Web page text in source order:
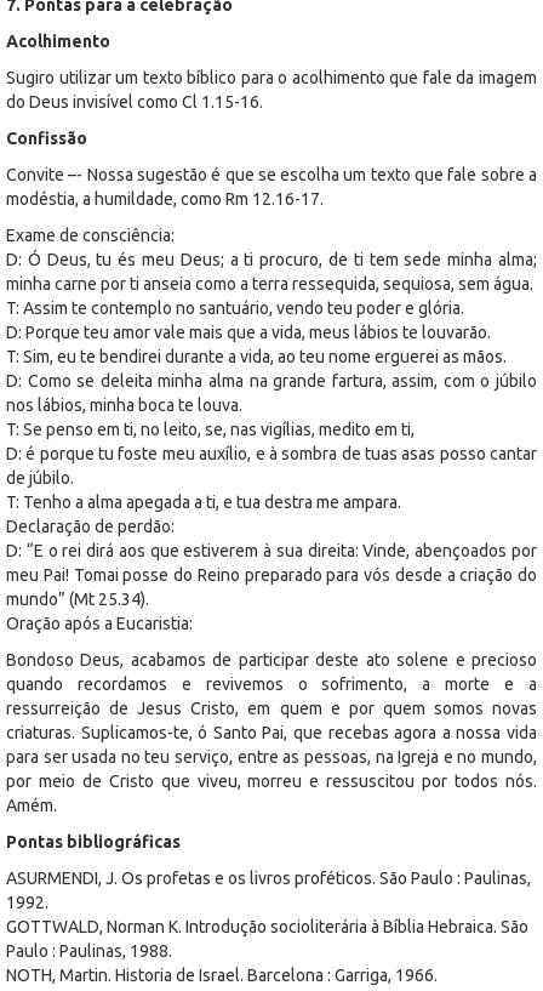
7. Pontas para a celebração
Acolhimento
Sugiro utilizar um texto bíblico para o acolhimento que fale da imagem
do Deus invisível como Cl 1.15-16.
Confissão
Convite –- Nossa sugestão é que se escolha um texto que fale sobre a
modéstia, a humildade, como Rm 12.16-17.
Exame de consciência:
D: Ó Deus, tu és meu Deus; a ti procuro, de ti tem sede minha alma;
minha carne por ti anseia como a terra ressequida, sequiosa, sem água.
T: Assim te contemplo no santuário, vendo teu poder e glória.
D: Porque teu amor vale mais que a vida, meus lábios te louvarão.
T: Sim, eu te bendirei durante a vida, ao teu nome erguerei as mãos.
D: Como se deleita minha alma na grande fartura, assim, com o júbilo
nos lábios, minha boca te louva.
T: Se penso em ti, no leito, se, nas vigílias, medito em ti,
D: é porque tu foste meu auxílio, e à sombra de tuas asas posso cantar
de júbilo.
T: Tenho a alma apegada a ti, e tua destra me ampara.
Declaração de perdão:
D: “E o rei dirá aos que estiverem à sua direita: Vinde, abençoados por
meu Pai! Tomai posse do Reino preparado para vós desde a criação do
mundo” (Mt 25.34).
Oração após a Eucaristia:
Bondoso Deus, acabamos de participar deste ato solene e precioso
quando recordamos e revivemos o sofrimento, a morte e a
ressurreição de Jesus Cristo, em quem e por quem somos novas
criaturas. Suplicamos-te, ó Santo Pai, que recebas agora a nossa vida
para ser usada no teu serviço, entre as pessoas, na Igreja e no mundo,
por meio de Cristo que viveu, morreu e ressuscitou por todos nós.
Amém.
Pontas bibliográficas
ASURMENDI, J. Os profetas e os livros proféticos. São Paulo : Paulinas,
1992.
GOTTWALD, Norman K. Introdução socioliterária à Bíblia Hebraica. São
Paulo : Paulinas, 1988.
NOTH, Martin. Historia de Israel. Barcelona : Garriga, 1966.